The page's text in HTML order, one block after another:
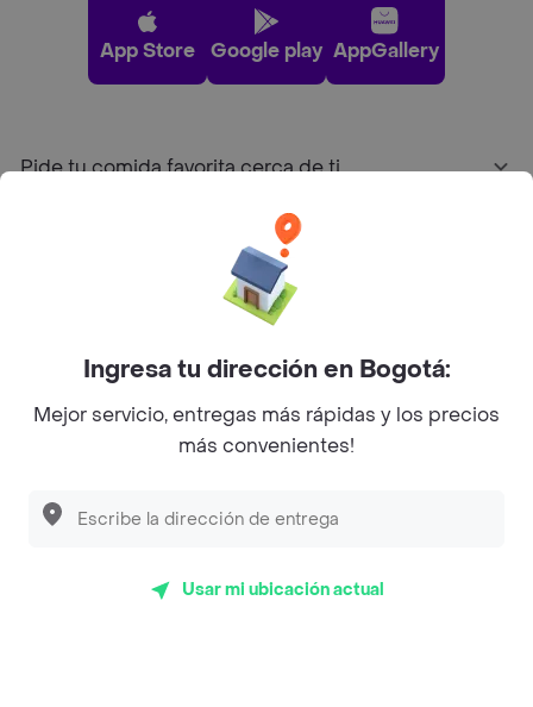
App Store Google play AppGallery
Pide tu comida favorita cerca de ti
Sobre Rappi
Facebook
Twitter
Instagram
©2026Rappi Inc. All rights reserved.
Ingresa tu dirección en Bogotá:
Mejor servicio, entregas más rápidas y los precios
más convenientes!
Usar mi ubicación actual